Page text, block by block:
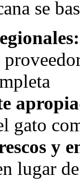
se
gato
y
lugar